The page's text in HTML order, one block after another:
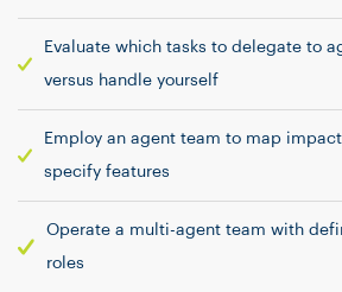
Evaluate which tasks to delegate to
versus handle yourself
Employ an agent team to map
specify features
Operate a multi-agent team with
roles